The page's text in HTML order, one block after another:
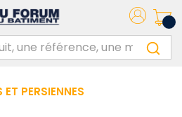
ET PERSIENNES